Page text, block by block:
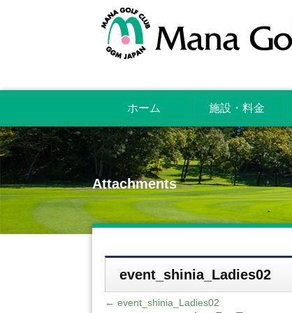
ホーム 施設・料金
Attachments
event_shinia_Ladies02
← event_shinia_Ladies02